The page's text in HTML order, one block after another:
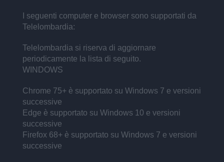
I seguenti computer e browser sono supportati da
Telelombardia:
Telelombardia si riserva di aggiornare
periodicamente la lista di seguito.
WINDOWS
Chrome 75+ è supportato su Windows 7 e versioni
successive
Edge è supportato su Windows 10 e versioni
successive
Firefox 68+ è supportato su Windows 7 e versioni
successive